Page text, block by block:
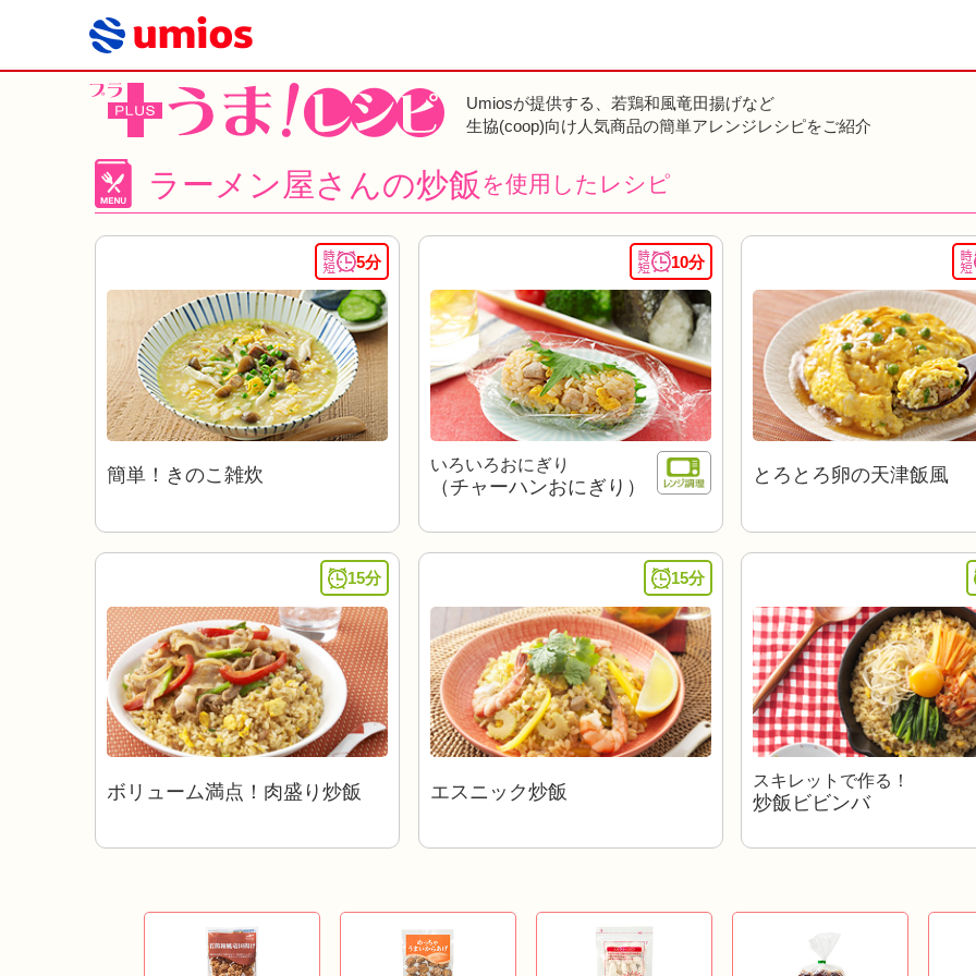
Umiosが提供する、若鶏和風竜田揚げなど
生協(coop)向け人気商品の簡単アレンジレシピをご紹介
ラーメン屋さんの炒飯 を使用したレシピ
5分
簡単！きのこ雑炊
10分
いろいろおにぎり
（チャーハンおにぎり）
とろとろ卵の天津飯風
15分
ボリューム満点！肉盛り炒飯
15分
エスニック炒飯
スキレットで作る！
炒飯ビビンバ